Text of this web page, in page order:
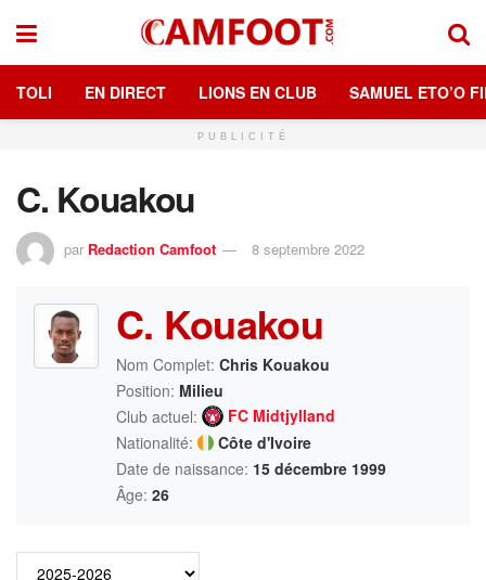
TOLI EN DIRECT LIONS EN CLUB SAMUEL ETO’O
PUBLICITÉ
C. Kouakou
par Redaction Camfoot 8 septembre 2022
C. Kouakou
Nom Complet: Chris Kouakou
Position: Milieu
Club actuel:
FC Midtjylland
Nationalité:
Côte d'Ivoire
Date de naissance: 15 décembre 1999
Âge: 26